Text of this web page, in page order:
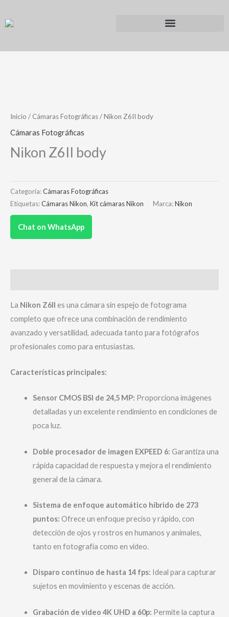
Inicio / Cámaras Fotográficas/ Nikon Z6II body
Cámaras Fotográficas
Nikon Z6II body
Categoría:Cámaras Fotográficas
Etiquetas:Cámaras Nikon, Kit cámaras Nikon Marca:Nikon
Chat on WhatsApp
La Nikon Z6II es una cámara sin espejo de fotograma
completo que ofrece una combinación de rendimiento
avanzado y versatilidad, adecuada tanto para fotógrafos
profesionales como para entusiastas.
Características principales:
Sensor CMOS BSI de 24,5 MP: Proporciona imágenes
detalladas y un excelente rendimiento en condiciones de
poca luz.
Doble procesador de imagen EXPEED 6: Garantiza una
rápida capacidad de respuesta y mejora el rendimiento
general de la cámara.
Sistema de enfoque automático híbrido de 273
puntos: Ofrece un enfoque preciso y rápido, con
detección de ojos y rostros en humanos y animales,
tanto en fotografía como en video.
Disparo continuo de hasta 14 fps: Ideal para capturar
sujetos en movimiento y escenas de acción.
Grabación de video 4K UHD a 60p: Permite la captura